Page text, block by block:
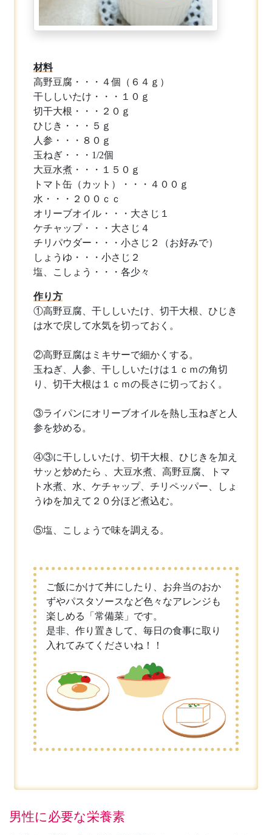
材料
高野豆腐・・・４個（６４ｇ）
干ししいたけ・・・１０ｇ
切干大根・・・２０ｇ
ひじき・・・５ｇ
人参・・・８０ｇ
玉ねぎ・・・1/2個
大豆水煮・・・１５０ｇ
トマト缶（カット）・・・４００ｇ
水・・・２００ｃｃ
オリーブオイル・・・大さじ１
ケチャップ・・・大さじ４
チリパウダー・・・小さじ２（お好みで）
しょうゆ・・・小さじ２
塩、こしょう・・・各少々
作り方
①高野豆腐、干ししいたけ、切干大根、ひじき
は水で戻して水気を切っておく。
②高野豆腐はミキサーで細かくする。
玉ねぎ、人参、干ししいたけは１ｃｍの角切
り、切干大根は１ｃｍの長さに切っておく。
③ライパンにオリーブオイルを熱し玉ねぎと人
参を炒める。
④③に干ししいたけ、切干大根、ひじきを加え
サッと炒めたら 、大豆水煮、高野豆腐、トマ
ト水煮、水、ケチャップ、チリペッパー、しょ
うゆを加えて２０分ほど煮込む。
⑤塩、こしょうで味を調える。
ご飯にかけて丼にしたり、お弁当のおか
ずやパスタソースなど色々なアレンジも
楽しめる「常備菜」です。
是非、作り置きして、毎日の食事に取り
入れてみてくださいね！！
男性に必要な栄養素